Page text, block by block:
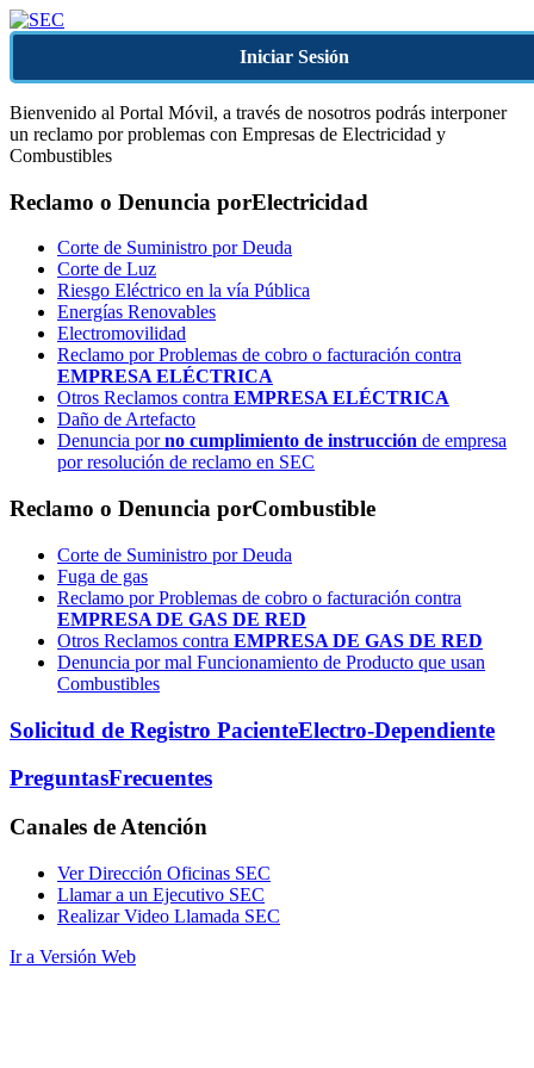
Iniciar Sesión
Bienvenido al Portal Móvil, a través de nosotros podrás interponer
un reclamo por problemas con Empresas de Electricidad y
Combustibles
Reclamo o Denuncia porElectricidad
Corte de Suministro por Deuda
Corte de Luz
Riesgo Eléctrico en la vía Pública
Energías Renovables
Electromovilidad
Reclamo por Problemas de cobro o facturación contra
EMPRESA ELÉCTRICA
Otros Reclamos contra EMPRESA ELÉCTRICA
Daño de Artefacto
Denuncia porno cumplimiento de instrucción de empresa
por resolución de reclamo en SEC
Reclamo o Denuncia porCombustible
Corte de Suministro por Deuda
Fuga de gas
Reclamo por Problemas de cobro o facturación contra
EMPRESA DE GAS DE RED
Otros Reclamos contra EMPRESA DE GAS DE RED
Denuncia por mal Funcionamiento de Producto que usan
Combustibles
Solicitud de Registro PacienteElectro-Dependiente
PreguntasFrecuentes
Canales de Atención
Ver Dirección Oficinas SEC
Llamar a un Ejecutivo SEC
Realizar Video Llamada SEC
Ir a Versión Web